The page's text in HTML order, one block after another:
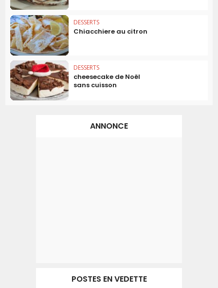
DESSERTS
Chiacchiere au citron
DESSERTS
cheesecake de Noël
sans cuisson
ANNONCE
POSTES EN VEDETTE